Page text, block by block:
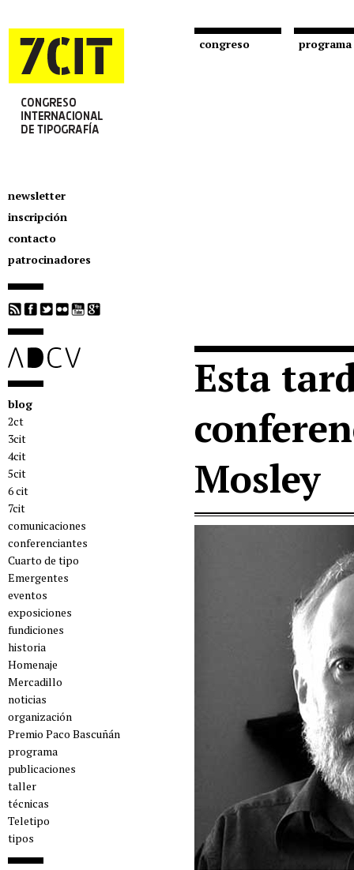
newsletter
inscripción
contacto
patrocinadores
blog
2ct
3cit
4cit
5cit
6 cit
7cit
comunicaciones
conferenciantes
Cuarto de tipo
Emergentes
eventos
exposiciones
fundiciones
historia
Homenaje
Mercadillo
noticias
organización
Premio Paco Bascuñán
programa
publicaciones
taller
técnicas
Teletipo
tipos
congreso programa
Esta
Mosley